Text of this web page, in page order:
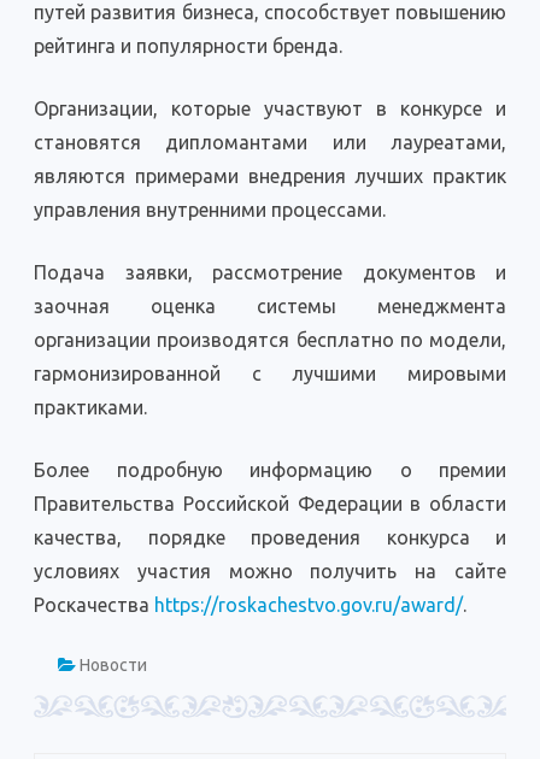
путей развития бизнеса, способствует повышению
рейтинга и популярности бренда.
Организации, которые участвуют в конкурсе и
становятся дипломантами или лауреатами,
являются примерами внедрения лучших практик
управления внутренними процессами.
Подача заявки, рассмотрение документов и
заочная оценка системы менеджмента
организации производятся бесплатно по модели,
гармонизированной с лучшими мировыми
практиками.
Более подробную информацию о премии
Правительства Российской Федерации в области
качества, порядке проведения конкурса и
условиях участия можно получить на сайте
Роскачества https://roskachestvo.gov.ru/award/.
Новости